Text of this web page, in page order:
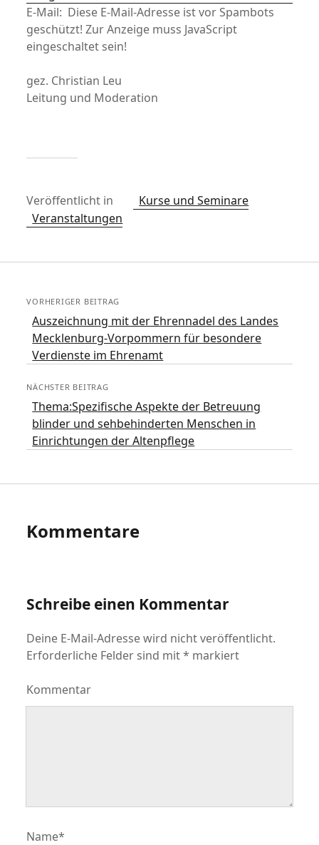
E-Mail: Diese E-Mail-Adresse ist vor Spambots
geschützt! Zur Anzeige muss JavaScript
eingeschaltet sein!
gez. Christian Leu
Leitung und Moderation
Veröffentlicht in
Kurse und Seminare
Veranstaltungen
VORHERIGER BEITRAG
Auszeichnung mit der Ehrennadel des Landes
Mecklenburg-Vorpommern für besondere
Verdienste im Ehrenamt
NÄCHSTER BEITRAG
Thema:Spezifische Aspekte der Betreuung
blinder und sehbehinderten Menschen in
Einrichtungen der Altenpflege
Kommentare
Schreibe einen Kommentar
Deine E-Mail-Adresse wird nicht veröffentlicht.
Erforderliche Felder sind mit* markiert
Kommentar
Name*